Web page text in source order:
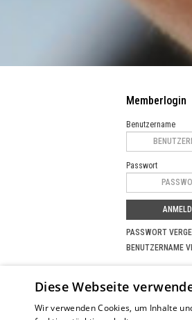
Memberlogin
Benutzername
Passwort
PASSWORT
BENUTZERNAME
Diese Webseite
Wir verwenden Cookies, um Inhalte